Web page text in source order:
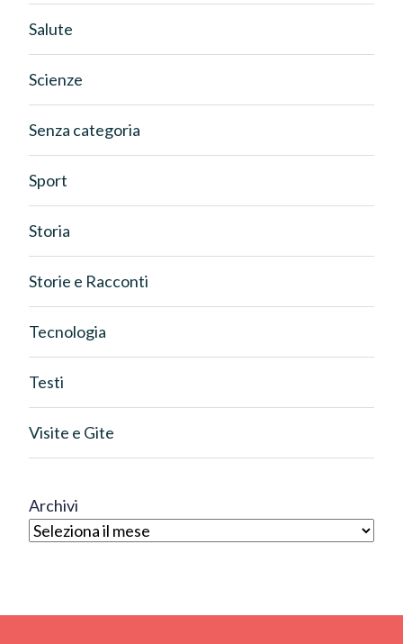
Salute
Scienze
Senza categoria
Sport
Storia
Storie e Racconti
Tecnologia
Testi
Visite e Gite
Archivi